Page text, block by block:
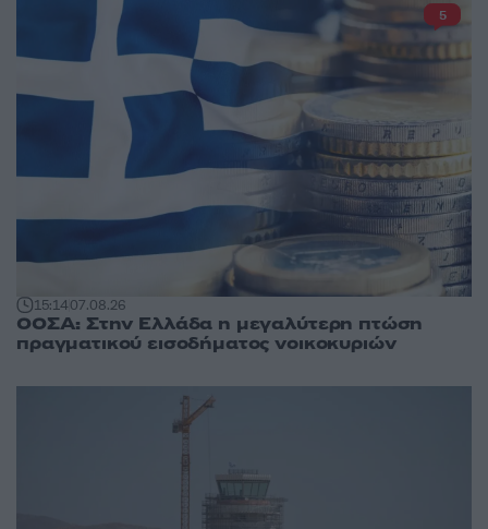
15:1407.08.26
ΟΟΣΑ: Στην Ελλάδα η μεγαλύτερη πτώση
πραγματικού εισοδήματος νοικοκυριών
5